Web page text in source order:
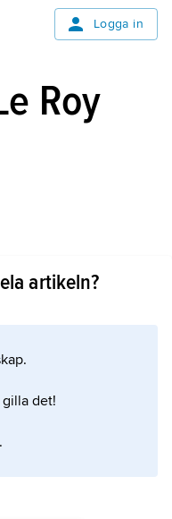
Logga in
Roy
1929–2023,
den tredje
artikeln?
det!